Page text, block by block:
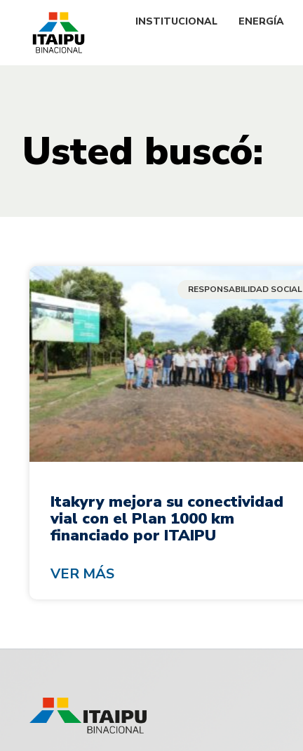
INSTITUCIONAL ENERGÍA
Usted buscó:
RESPONSABILIDAD SOCIAL
Itakyry mejora su conectividad
vial con el Plan 1000 km
financiado por ITAIPU
VER MÁS